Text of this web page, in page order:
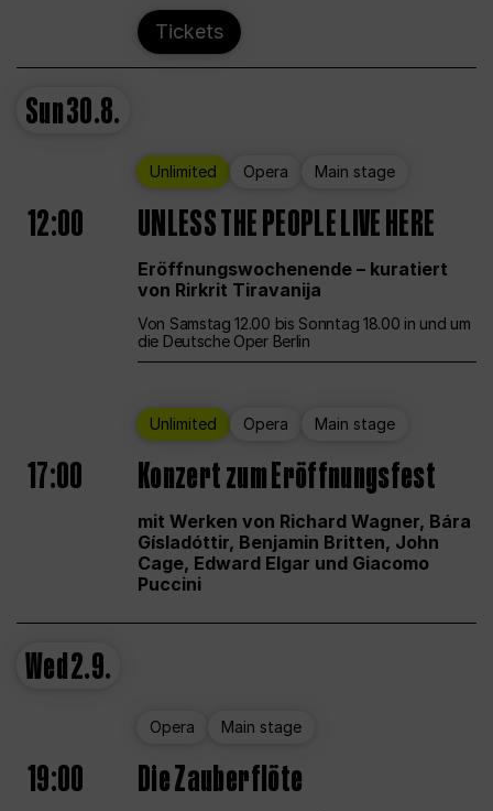
Tickets
Sun30.8.
Unlimited Opera Main stage
12:00 UNLESS THE PEOPLE LIVE HERE
Eröffnungswochenende – kuratiert
von Rirkrit Tiravanija
Von Samstag 12.00 bis Sonntag 18.00 in und um
die Deutsche Oper Berlin
Unlimited Opera Main stage
17:00 Konzert zum Eröffnungsfest
mit Werken von Richard Wagner, Bára
Gísladóttir, Benjamin Britten, John
Cage, Edward Elgar und Giacomo
Puccini
Wed2.9.
Opera Main stage
19:00 Die Zauberflöte